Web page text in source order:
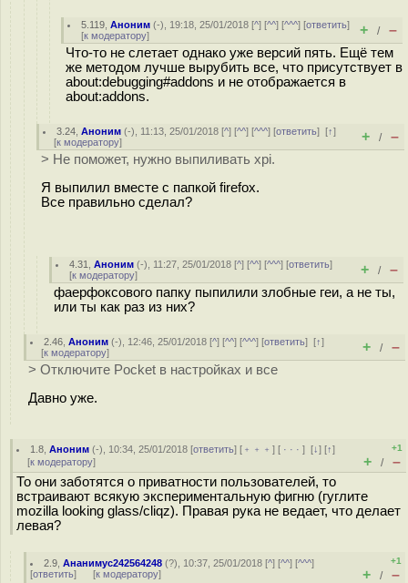
5.119 ,Аноним (-), 19:18, 25/01/2018 [^] [^^] [^^^] [ответить]
[к модератору] + / –
Что-то не слетает однако уже версий пять. Ещё тем
же методом лучше вырубить все, что присутствует в
about:debugging#addons и не отображается в
about:addons.
3.24 ,Аноним (-), 11:13, 25/01/2018 [^] [^^] [^^^] [ответить][↑]
[к модератору] + / –
> Не поможет, нужно выпиливать xpi.
Я выпилил вместе с папкой firefox.
Все правильно сделал?
4.31 ,Аноним (-), 11:27, 25/01/2018 [^] [^^] [^^^] [ответить]
[к модератору] + / –
фаерфоксового папку пыпилили злобные геи, а не ты,
или ты как раз из них?
2.46 ,Аноним (-), 12:46, 25/01/2018 [^] [^^] [^^^] [ответить][↑]
[к модератору] + / –
> Отключите Pocket в настройках и все
Давно уже.
1.8 ,Аноним (-), 10:34, 25/01/2018 [ответить] [ ﹢﹢﹢] [ · · ·][↓] [↑]
[к модератору]
+1
+ / –
То они заботятся о приватности пользователей, то
встраивают всякую экспериментальную фигню (гуглите
mozilla looking glass/cliqz). Правая рука не ведает, что делает
левая?
2.9 ,Ананимус242564248 (?), 10:37, 25/01/2018 [^] [^^] [^^^]
[ответить] [к модератору]
+1
+ / –